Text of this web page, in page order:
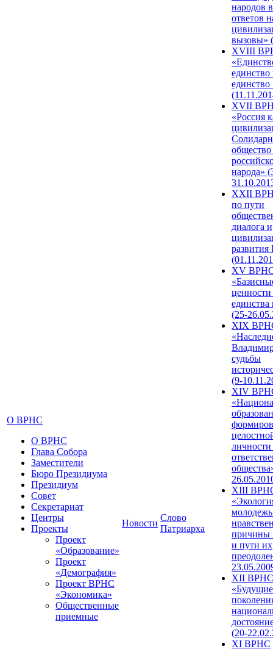
О ВРНС
О ВРНС
Глава Собора
Заместители
Бюро Президиума
Президиум
Совет
Секретариат
Центры
Проекты
Проект
«Образование»
Проект
«Демография»
Проект ВРНС
«Экономика»
Общественные
приемные
Новости
Слово
Патриарха
народов
ответов
вызовы»
XVIII
единство
единство
XVII
«Россия
народа»
XXII
по пути
диалога и
развития
XV
единства
(25-
XIX
судьбы
(9-
XIV
XIII
причины
и пути их
XII ВРНС
«Будущие
(20-
XI ВРНС